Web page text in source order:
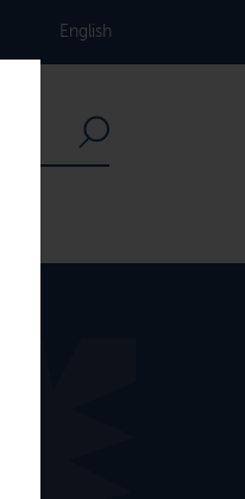
English